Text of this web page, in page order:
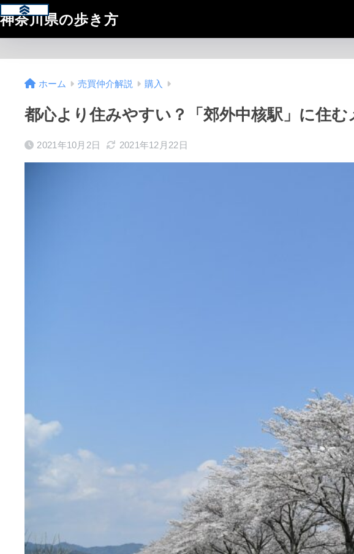
神奈川県の歩き方
ホーム 売買仲介解説 購入
都心より住みやすい？「郊外中核駅」に住む
2021年10月2日 2021年12月22日